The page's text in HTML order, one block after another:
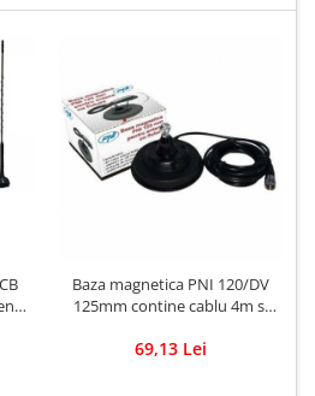
Baza magnetica PNI 120/DV
125mm contine cablu 4m si
69,13 Lei